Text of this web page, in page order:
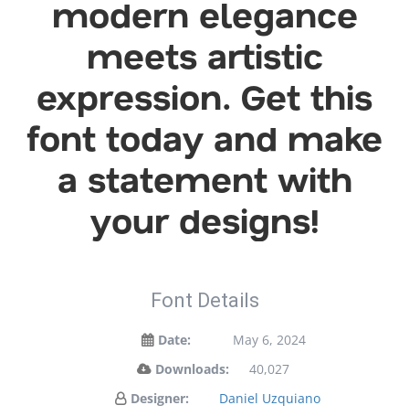
modern elegance
meets artistic
expression. Get this
font today and make
a statement with
your designs!
Font Details
Date:
May 6, 2024
Downloads:
40,027
Designer:
Daniel Uzquiano